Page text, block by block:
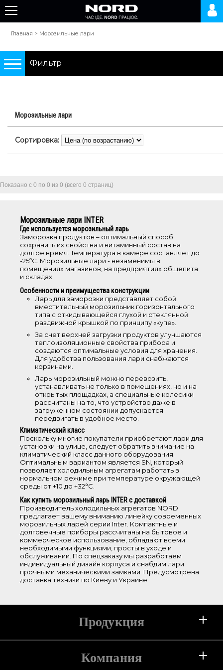
Главная > Морозильные лари
Фильтр
Морозильные камеры
Объем
101-200 л
201-250 л
251-350 л
451-550 л
Высота,
0-85 см
86-150 см
Дверь
металлическая
стеклянная купе
Дополнительные функции
led-дисплей
led-освещение
режим super freezing
замок механический
замок температури
Cold freshness
Сбросить фильтр
Морозильные лари
Сортировка:
Показано с 0 по 0 из 0 (всего 0 страниц)
Морозильные лари INTER
Где используется морозильный ларь
Заморозка продуктов – оптимальный способ
сохранить их свойства и витаминный состав на
долгое время. Температура в камере составляет до
-25ºС. Морозильные лари - незаменимы в
помещениях магазинов, на предприятиях общепита
и складах.
Особенности и преимущества конструкции
Ларь для заморозки представляет собой
вместительный морозильник горизонтального
типа с откидывающейся глухой и стеклянной
раздвижной крышкой по принципу «купе».
За счет верхней загрузки продуктов улучшаются
теплоизоляционные свойства прибора и
создаются оптимальные условия для хранения.
Для удобства пользования лари снабжаются
корзинами.
Ларь морозильный можно перевозить,
устанавливать не только в помещениях, но и на
открытых площадках, а специальные колесики
рассчитаны на то, что устройство даже в
загруженном состоянии допускается
передвигать в удобное место.
Климатический класс
Поскольку многие покупатели приобретают лари для
установки на улице, следует обратить внимание на
климатический класс данного оборудования.
Оптимальным вариантом является SN, который
позволяет холодильным агрегатам работать в
нормальном режиме при температуре окружающей
среды от +10 до +32°С.
Как купить морозильный ларь INTER с доставкой
Производитель холодильных агрегатов NORD
предлагает вашему вниманию линейку современных
морозильных ларей серии Inter. Компактные и
долговечные приборы рассчитаны на бытовое и
коммерческое использование, обладают всеми
необходимыми функциями, просты в уходе и
обслуживании. По спецзаказу мы разработаем
индивидуальный дизайн корпуса и снабдим лари
прочными механическими замками. Предусмотрена
доставка техники по Киеву и Украине.
Продукция
Холодильники
Компания